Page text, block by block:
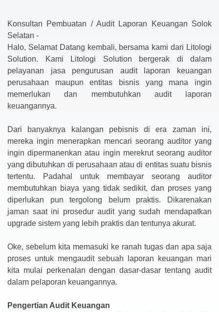
Konsultan Pembuatan / Audit Laporan Keuangan Solok
Selatan -
Halo, Selamat Datang kembali, bersama kami dari Litologi
Solution. Kami Litologi Solution bergerak di dalam
pelayanan jasa pengurusan audit laporan keuangan
perusahaan maupun entitas bisnis yang mana ingin
memerlukan dan membutuhkan audit laporan
keuangannya.
Dari banyaknya kalangan pebisnis di era zaman ini,
mereka ingin menerapkan mencari seorang auditor yang
ingin dipermanenkan atau ingin merekrut seorang auditor
yang dibutuhkan di perusahaan atau di entitas suatu bisnis
tertentu. Padahal untuk membayar seorang auditor
membutuhkan biaya yang tidak sedikit, dan proses yang
diperlukan pun tergolong belum praktis. Dikarenakan
jaman saat ini prosedur audit yang sudah mendapatkan
upgrade sistem yang lebih praktis dan tentunya akurat.
Oke, sebelum kita memasuki ke ranah tugas dan apa saja
proses untuk mengaudit sebuah laporan keuangan mari
kita mulai perkenalan dengan dasar-dasar tentang audit
dalam pelaporan keuangannya.
Pengertian Audit Keuangan